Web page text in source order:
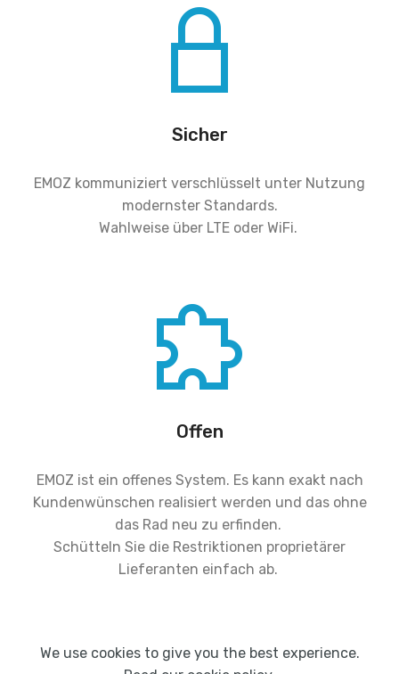
Sicher
EMOZ kommuniziert verschlüsselt unter Nutzung
modernster Standards.
Wahlweise über LTE oder WiFi.
Offen
EMOZ ist ein offenes System. Es kann exakt nach
Kundenwünschen realisiert werden und das ohne
das Rad neu zu erfinden.
Schütteln Sie die Restriktionen proprietärer
Lieferanten einfach ab.
We use cookies to give you the best experience.